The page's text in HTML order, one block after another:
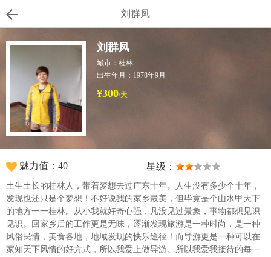
刘群凤
刘群凤
城市：桂林
出生年月：1978年9月
¥300/天
魅力值：40 星级：
土生土长的桂林人，带着梦想去过广东十年。人生没有多少个十年，
发现也还只是个梦想！不好说我的家乡最美，但毕竟是个山水甲天下
的地方一一桂林。从小我就好奇心强，凡没见过景象，事物都想见识
见识。回家乡后的工作更是无味，逐渐发现旅游是一种时尚，是一种
风俗民情，美食各地，地域发现的快乐途径！而导游更是一种可以在
家知天下风情的好方式，所以我爱上做导游。所以我爱我接待的每一